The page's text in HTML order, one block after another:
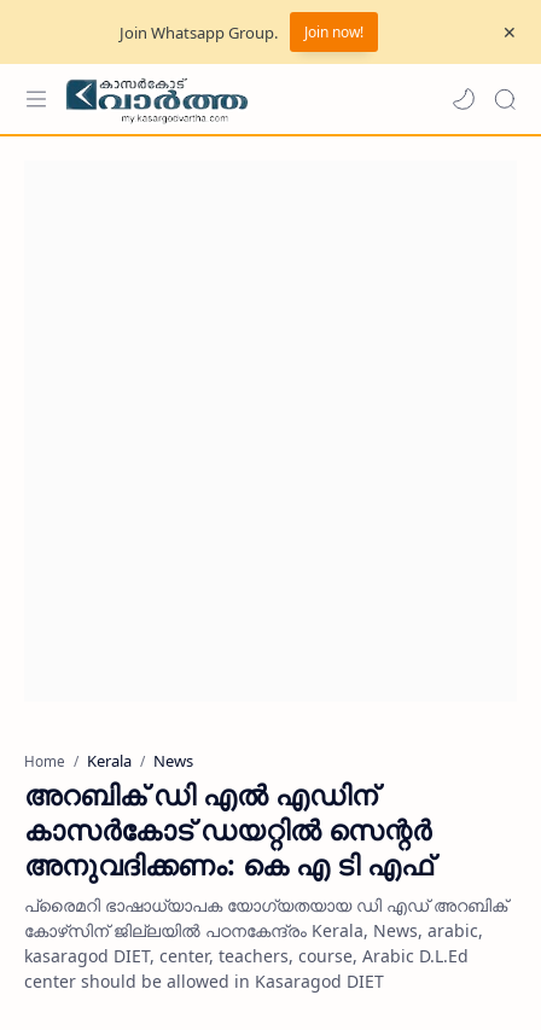
Join Whatsapp Group. Join now!
Home Kerala News
അറബിക് ഡി എല്‍ എഡിന്
കാസര്‍കോട് ഡയറ്റില്‍ സെന്റര്‍
അനുവദിക്കണം: കെ എ ടി എഫ്
പ്രൈമറി ഭാഷാധ്യാപക യോഗ്യതയായ ഡി എഡ് അറബിക്
കോഴ്‌സിന് ജില്ലയില്‍ പഠനകേന്ദ്രം Kerala, News, arabic,
kasaragod DIET, center, teachers, course, Arabic D.L.Ed
center should be allowed in Kasaragod DIET